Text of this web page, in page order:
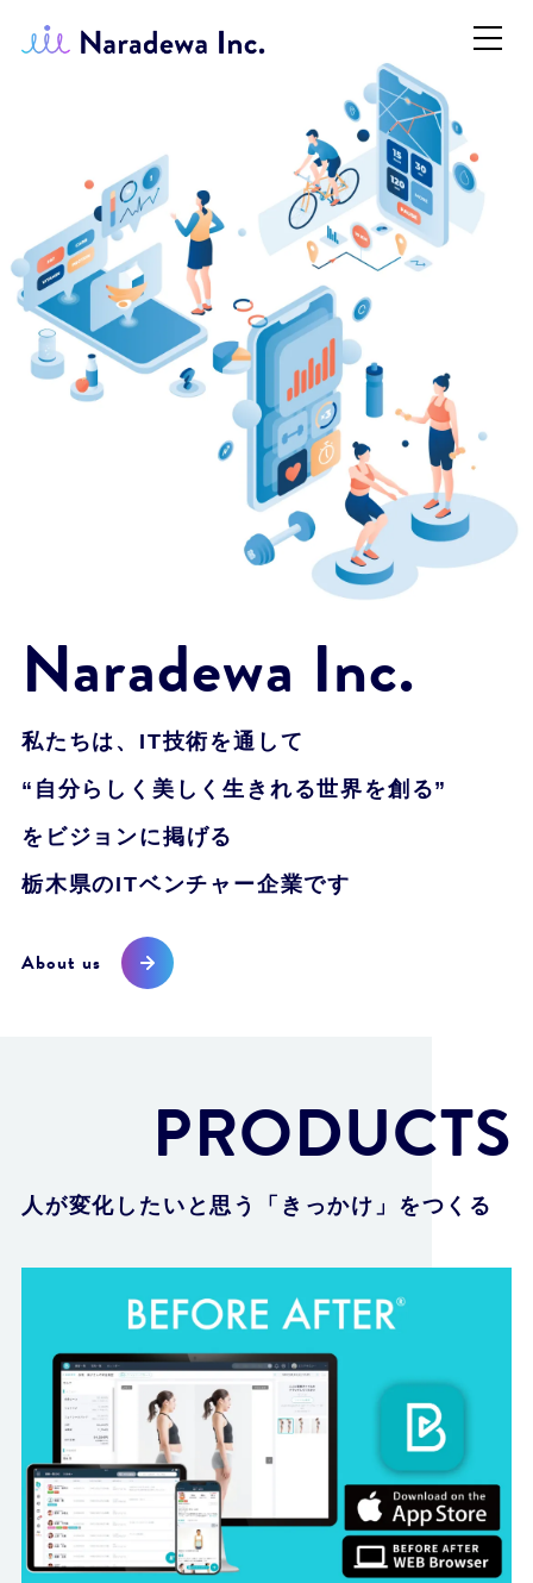
Naradewa Inc.
私たちは、IT技術を通して
“自分らしく美しく生きれる世界を創る”
をビジョンに掲げる
栃木県のITベンチャー企業です
About us
PRODUCTS
人が変化したいと思う「きっかけ」をつくる